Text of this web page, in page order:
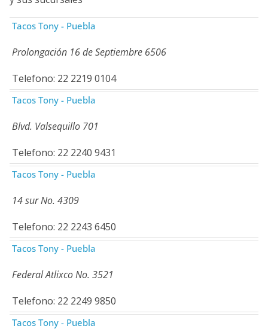
Tacos Tony - Puebla
Prolongación 16 de Septiembre 6506
Telefono: 22 2219 0104
Tacos Tony - Puebla
Blvd. Valsequillo 701
Telefono: 22 2240 9431
Tacos Tony - Puebla
14 sur No. 4309
Telefono: 22 2243 6450
Tacos Tony - Puebla
Federal Atlixco No. 3521
Telefono: 22 2249 9850
Tacos Tony - Puebla